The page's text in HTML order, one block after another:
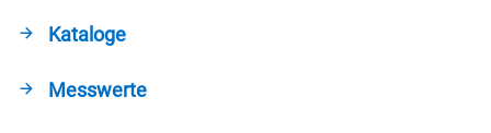
Kataloge
Messwerte